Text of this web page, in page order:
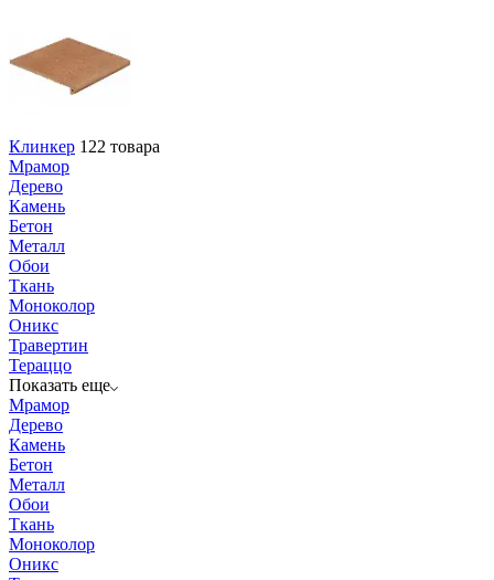
Клинкер 122 товара
Мрамор
Дерево
Камень
Бетон
Металл
Обои
Ткань
Моноколор
Оникс
Травертин
Тераццо
Показать еще
Мрамор
Дерево
Камень
Бетон
Металл
Обои
Ткань
Моноколор
Оникс